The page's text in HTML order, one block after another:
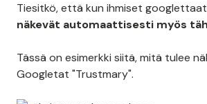
Tiesitkö, että kun ihmiset googlettaat
näkevät automaattisesti myös
Tässä on esimerkki siitä, mitä tulee
Googletat "Trustmary".